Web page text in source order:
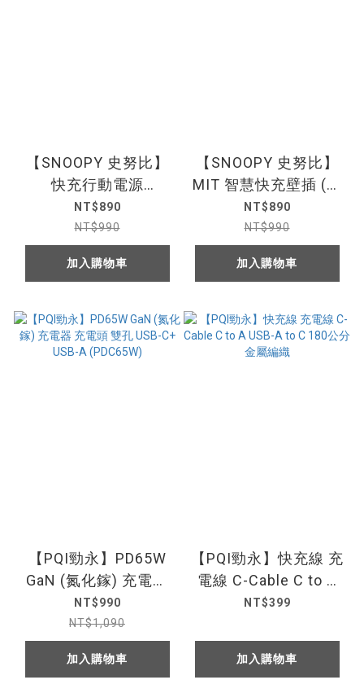
【SNOOPY 史努比】
快充行動電源
5000mAh (Type-C +
Lightning 雙接頭)
NT$890
NT$990
加入購物車
【SNOOPY 史努比】
MIT 智慧快充壁插 (附
紅屋防塵塞) USB充電
器 1A+1C+3壁插 充電
座 充電頭
NT$890
NT$990
加入購物車
【PQI勁永】PD65W
GaN (氮化鎵) 充電器
充電頭 雙孔 USB-C+
USB-A (PDC65W)
NT$990
NT$1,090
加入購物車
【PQI勁永】快充線 充
電線 C-Cable C to A
USB-A to C 180公分
NT$399
加入購物車